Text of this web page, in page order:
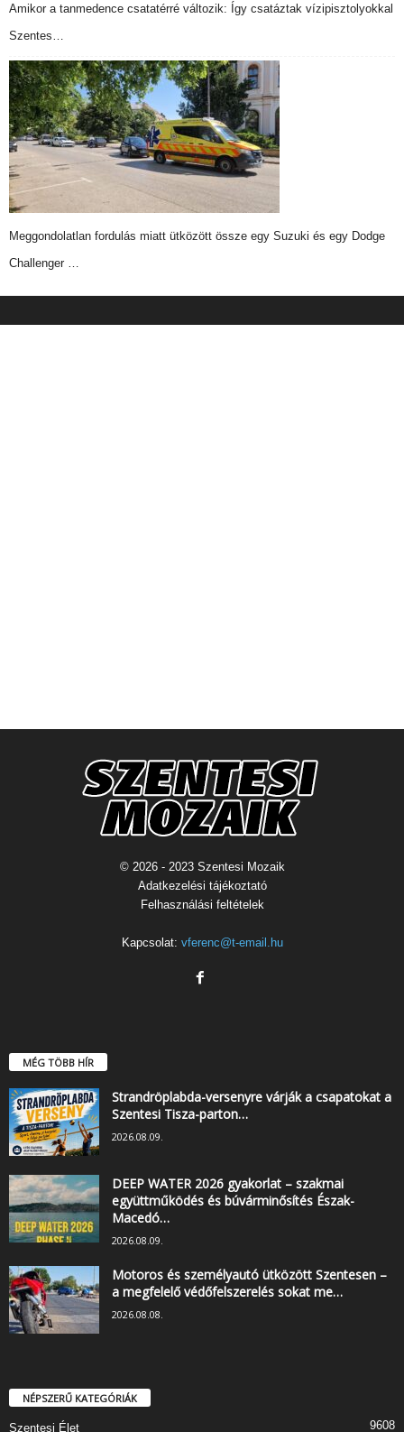
Amikor a tanmedence csatatérré változik: Így csatáztak vízipisztolyokkal
Szentes…
Meggondolatlan fordulás miatt ütközött össze egy Suzuki és egy Dodge
Challenger …
© 2026 - 2023 Szentesi Mozaik
Adatkezelési tájékoztató
Felhasználási feltételek
Kapcsolat: vferenc@t-email.hu
MÉG TÖBB HÍR
Strandröplabda-versenyre várják a csapatokat a
Szentesi Tisza-parton…
2026.08.09.
DEEP WATER 2026 gyakorlat – szakmai
együttműködés és búvárminősítés Észak-
Macedó…
2026.08.09.
Motoros és személyautó ütközött Szentesen –
a megfelelő védőfelszerelés sokat me…
2026.08.08.
NÉPSZERŰ KATEGÓRIÁK
Szentesi Élet 9608